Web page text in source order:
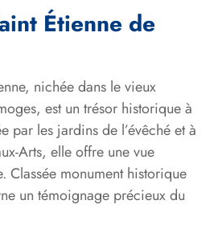
Étienne de
nichée dans le vieux
est un trésor historique à
par les jardins de l’évêché et à
Arts, elle offre une vue
Classée monument historique
un témoignage précieux du